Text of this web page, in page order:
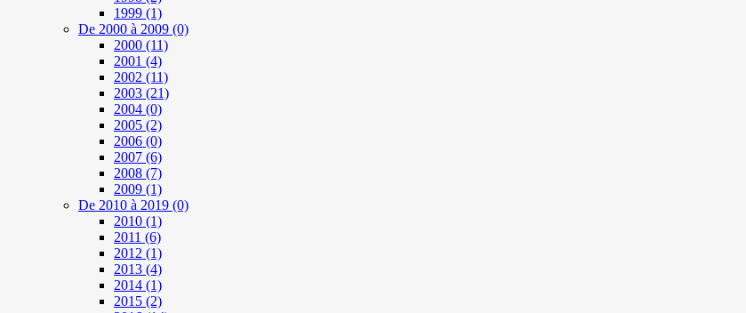
1999 (1)
De 2000 à 2009 (0)
2000 (11)
2001 (4)
2002 (11)
2003 (21)
2004 (0)
2005 (2)
2006 (0)
2007 (6)
2008 (7)
2009 (1)
De 2010 à 2019 (0)
2010 (1)
2011 (6)
2012 (1)
2013 (4)
2014 (1)
2015 (2)